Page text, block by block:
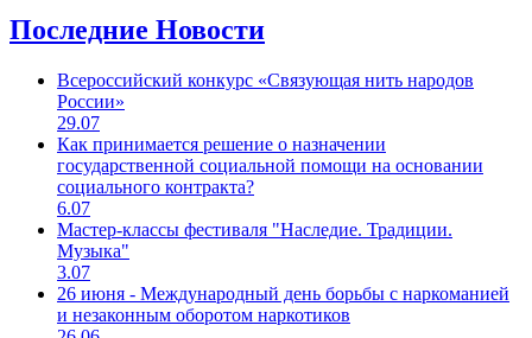
Последние Новости
Всероссийский конкурс «Связующая нить народов
России»
29.07
Как принимается решение о назначении
государственной социальной помощи на основании
социального контракта?
6.07
Мастер-классы фестиваля "Наследие. Традиции.
Музыка"
3.07
26 июня - Международный день борьбы с наркоманией
и незаконным оборотом наркотиков